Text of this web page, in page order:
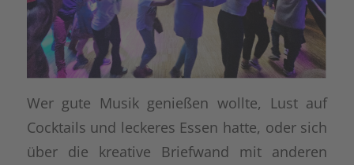
Wer gute Musik genießen wollte, Lust auf
Cocktails und leckeres Essen hatte, oder sich
über die kreative Briefwand mit anderen